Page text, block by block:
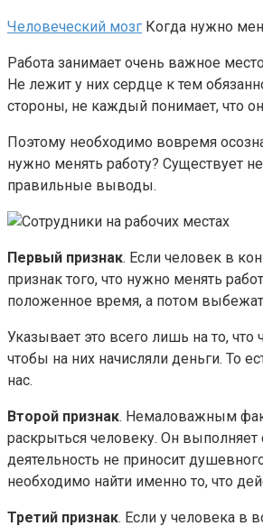
Человеческий мозг Когда нужно
Работа занимает очень важное
Не лежит у них сердце к тем
стороны, не каждый понимает, что
Поэтому необходимо вовремя
нужно менять работу? Существует
правильные выводы.
Первый признак. Если человек в
признак того, что нужно менять
положенное время, а потом
Указывает это всего лишь на то,
чтобы на них начисляли деньги. То
нас.
Второй признак. Немаловажным
раскрыться человеку. Он
деятельность не приносит
необходимо найти именно то, что
Третий признак. Если у человека в